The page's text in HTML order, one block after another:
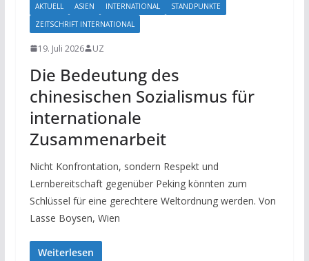
AKTUELL ASIEN INTERNATIONAL
STANDPUNKTE
ZEITSCHRIFT INTERNATIONAL
19. Juli 2026 UZ
Die Bedeutung des
chinesischen Sozialismus für
internationale
Zusammenarbeit
Nicht Konfrontation, sondern Respekt und
Lernbereitschaft gegenüber Peking könnten zum
Schlüssel für eine gerechtere Weltordnung werden. Von
Lasse Boysen, Wien
Weiterlesen